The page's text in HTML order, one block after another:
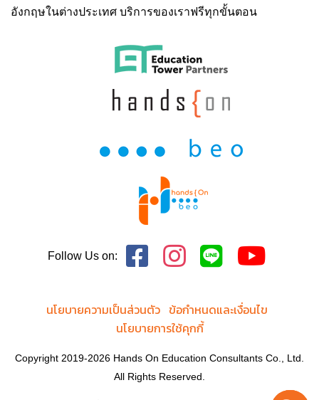
อังกฤษในต่างประเทศ บริการของเราฟรีทุกขั้นตอน
Follow Us on:
นโยบายความเป็นส่วนตัว ข้อกำหนดและเงื่อนไข
นโยบายการใช้คุกกี้
Copyright 2019-2026 Hands On Education Consultants Co., Ltd.
All Rights Reserved.